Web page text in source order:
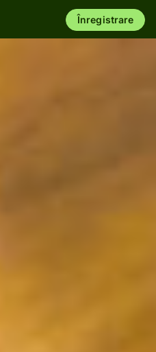
Înregistrare